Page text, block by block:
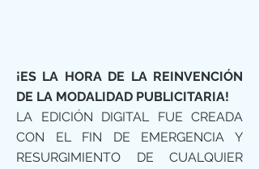
¡ES LA HORA DE LA REINVENCIÓN
DE LA MODALIDAD PUBLICITARIA!
LA EDICIÓN DIGITAL FUE CREADA
CON EL FIN DE EMERGENCIA Y
RESURGIMIENTO DE CUALQUIER